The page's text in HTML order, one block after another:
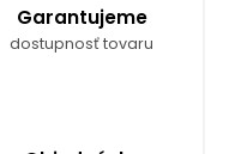
Garantujeme
dostupnosť tovaru